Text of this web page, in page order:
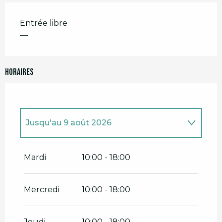
Entrée libre
—
Horaires
Du14 juillet 2026au19 juillet 2026
Jusqu'au 9 août 2026
Mardi 10:00 - 18:00
Mercredi 10:00 - 18:00